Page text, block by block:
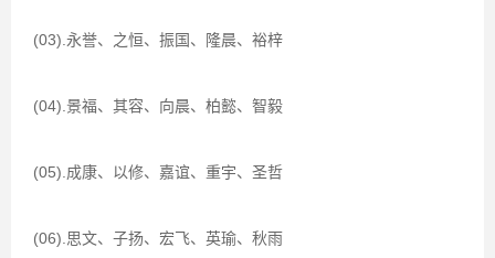
(03).永誉、之恒、振国、隆晨、裕梓
(04).景福、其容、向晨、柏懿、智毅
(05).成康、以修、嘉谊、重宇、圣哲
(06).思文、子扬、宏飞、英瑜、秋雨